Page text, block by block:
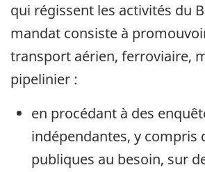
qui régissent les activités du
mandat consiste à
transport aérien, ferroviaire,
pipelinier :
en procédant à des
indépendantes, y compris
publiques au besoin, sur